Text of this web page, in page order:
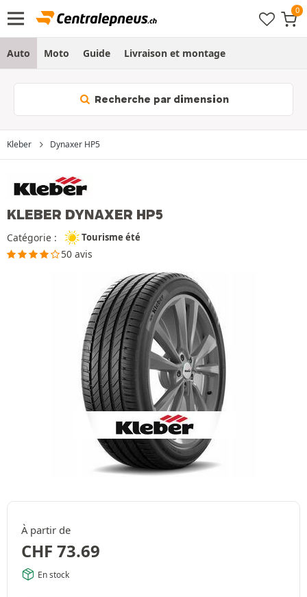
Auto Moto Guide Livraison et montage
Recherche par dimension
Kleber Dynaxer HP5
KLEBER DYNAXER HP5
Catégorie : Tourisme été
50 avis
À partir de
CHF 73.69
En stock